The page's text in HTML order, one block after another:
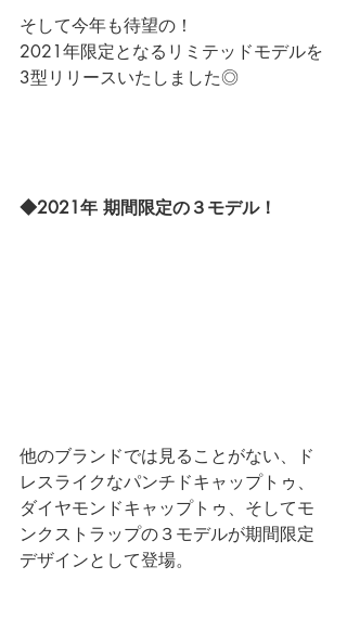
そして今年も待望の！
2021年限定となるリミテッドモデルを
3型リリースいたしました◎
◆2021年 期間限定の３モデル！
他のブランドでは見ることがない、ド
レスライクなパンチドキャップトゥ、
ダイヤモンドキャップトゥ、そしてモ
ンクストラップの３モデルが期間限定
デザインとして登場。